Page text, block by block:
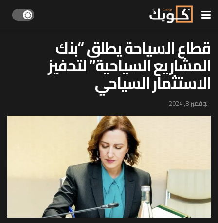
قطاع السياحة يطلق “بنك
المشاريع السياحية” لتحفيز
الاستثمار السياحي
نوفمبر 8, 2024